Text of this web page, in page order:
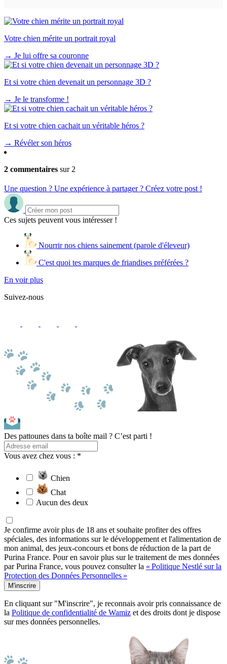
Votre chien mérite un portrait royal
→ Je lui offre sa couronne
Et si votre chien devenait un personnage 3D ?
→ Je le transforme !
Et si votre chien cachait un véritable héros ?
→ Révéler son héros
2 commentaires sur 2
Une question ? Une expérience à partager ? Créez votre post !
Ces sujets peuvent vous intéresser !
Nourrir nos chiens sainement (parole d'éleveur)
C'est quoi tes marques de friandises préférées ?
En voir plus
Suivez-nous
Des pattounes dans ta boîte mail ? C’est parti !
Vous avez chez vous : *
Chien
Chat
Aucun des deux
Je confirme avoir plus de 18 ans et souhaite profiter des offres
spéciales, des informations sur le développement et l'alimentation de
mon animal, des jeux-concours et bons de réduction de la part de
Purina France. Pour en savoir plus sur le traitement de mes données
par Purina France, vous pouvez consulter la « Politique Nestlé sur la
Protection des Données Personnelles »
M'inscrire
En cliquant sur "M'inscrire", je reconnais avoir pris connaissance de
la Politique de confidentialité de Wamiz et des droits dont je dispose
sur mes données personnelles.